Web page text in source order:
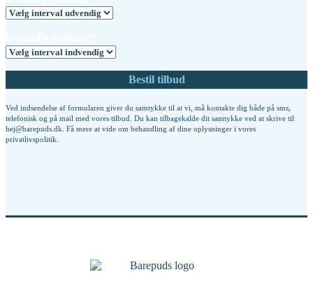
Ved indsendelse af formularen giver du samtykke til at vi, må kontakte dig både på sms,
telefonisk og på mail med vores tilbud. Du kan tilbagekalde dit samtykke ved at skrive til
hej@barepuds.dk. Få mere at vide om behandling af dine oplysninger i vores
privatlivspolitik